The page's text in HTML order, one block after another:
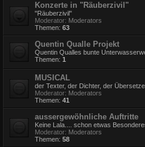
Konzerte in "Räuberzivil"
"Räuberzivil"
Moderator: Moderators
Themen: 63
Quentin Qualle Projekt
Quentin Qualles bunte
Themen: 1
MUSICAL
der Texter, der Dichter, der
Moderator: Moderators
Themen: 41
aussergewöhnliche Auftritte
Keine Lala.... schon etwas
Moderator: Moderators
Themen: 58